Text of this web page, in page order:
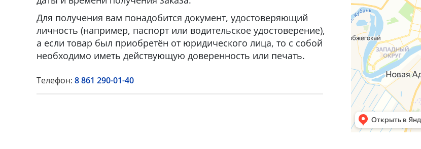
Для получения вам понадобится документ, удостоверяющий
личность (например, паспорт или водительское удостоверение),
а если товар был приобретён от юридического лица, то с собой
необходимо иметь действующую доверенность или печать.
Телефон: 8 861 290-01-40